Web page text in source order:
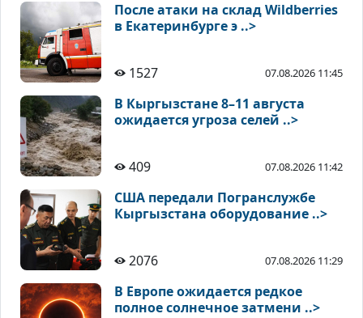
После атаки на склад Wildberries
в Екатеринбурге э ..>
1527 07.08.2026 11:45
В Кыргызстане 8–11 августа
ожидается угроза селей ..>
409 07.08.2026 11:42
США передали Погранслужбе
Кыргызстана оборудование ..>
2076 07.08.2026 11:29
В Европе ожидается редкое
полное солнечное затмени ..>